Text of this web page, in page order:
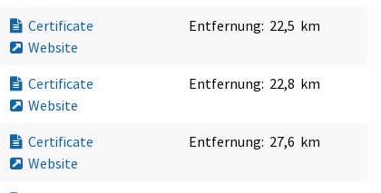
Certificate
Website
Entfernung: 22,5 km
Certificate
Website
Entfernung: 22,8 km
Certificate
Website
Entfernung: 27,6 km